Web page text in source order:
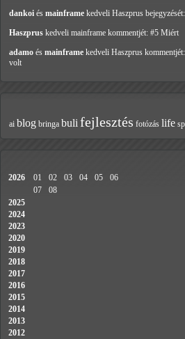
dankoi és mainframe kedveli Haszprus
Haszprus kedveli mainframe kommentjét: #5 Miért
adamo és mainframe kedveli Haszprus
volt
ai blog bringa buli fejlesztés fotózás life
2026 01 02 03 04 05
06
07
08
2025
2024
2023
2020
2019
2018
2017
2016
2015
2014
2013
2012